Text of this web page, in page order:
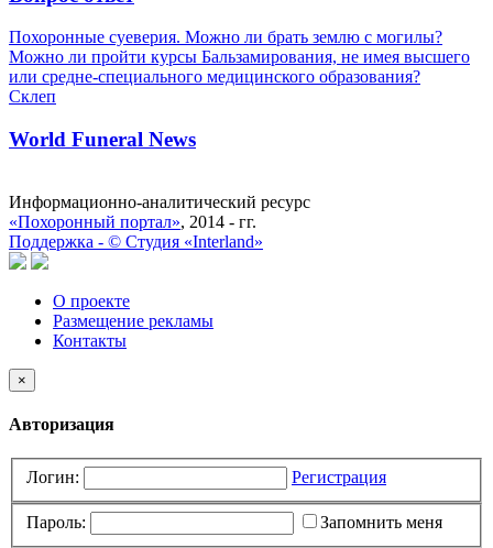
Похоронные суеверия. Можно ли брать землю с могилы?
Можно ли пройти курсы Бальзамирования, не имея высшего
или средне-специального медицинского образования?
Склеп
World Funeral News
Информационно-аналитический ресурс
«Похоронный портал», 2014 - гг.
Поддержка - © Cтудия «Interland»
О проекте
Размещение рекламы
Контакты
×
Авторизация
Логин: Регистрация
Пароль: Запомнить меня